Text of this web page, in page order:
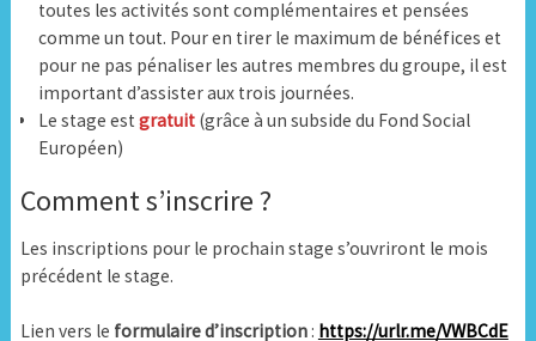
toutes les activités sont complémentaires et pensées
comme un tout. Pour en tirer le maximum de bénéfices et
pour ne pas pénaliser les autres membres du groupe, il est
important d’assister aux trois journées.
Le stage estgratuit (grâce à un subside du Fond Social
Européen)
Comment s’inscrire ?
Les inscriptions pour le prochain stage s’ouvriront le mois
précédent le stage.
Lien vers le formulaire d’inscription: https://urlr.me/VWBCdE